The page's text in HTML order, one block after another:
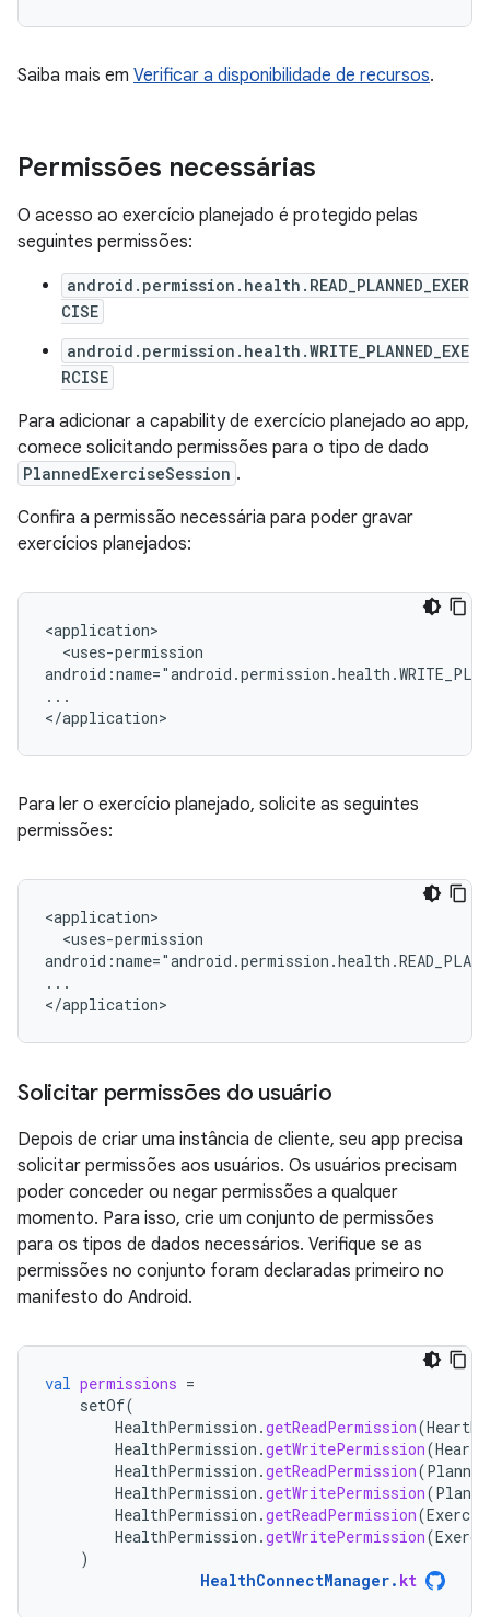
Saiba mais em Verificar a disponibilidade de recursos.
Permissões necessárias
O acesso ao exercício planejado é protegido pelas
seguintes permissões:
android.permission.health.READ_PLANNED_EXER
CISE
android.permission.health.WRITE_PLANNED_EXE
RCISE
Para adicionar a capability de exercício planejado ao app,
comece solicitando permissões para o tipo de dado
PlannedExerciseSession .
Confira a permissão necessária para poder gravar
exercícios planejados:
<uses-permission
...
Para ler o exercício planejado, solicite as seguintes
permissões:
<uses-permission
...
Solicitar permissões do usuário
Depois de criar uma instância de cliente, seu app precisa
solicitar permissões aos usuários. Os usuários precisam
poder conceder ou negar permissões a qualquer
momento. Para isso, crie um conjunto de permissões
para os tipos de dados necessários. Verifique se as
permissões no conjunto foram declaradas primeiro no
manifesto do Android.
val permissions =
setOf(
HealthPermission .getReadPermission(
HealthPermission .getWritePermission(
HealthPermission .getReadPermission(
HealthPermission .getWritePermission(
HealthPermission .getReadPermission(
HealthPermission .getWritePermission(
)
HealthConnectManager. kt